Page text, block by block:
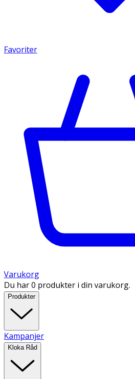
Favoriter
Varukorg
Du har 0 produkter i din varukorg.
Produkter
Kampanjer
Kloka Råd